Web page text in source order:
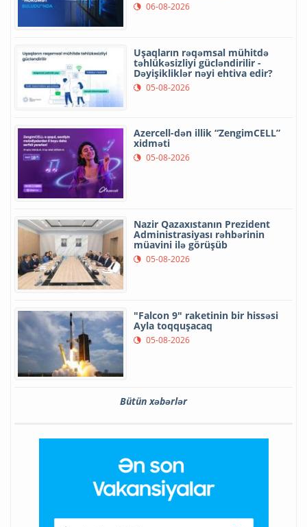
06-08-2026
Uşaqların rəqəmsal mühitdə
təhlükəsizliyi gücləndirilir -
Dəyişikliklər nəyi ehtiva edir?
05-08-2026
Azercell-dən illik “ZengimCELL”
xidməti
05-08-2026
Nazir Qazaxıstanın Prezident
Administrasiyası rəhbərinin
müavini ilə görüşüb
05-08-2026
"Falcon 9" raketinin bir hissəsi
Ayla toqquşacaq
05-08-2026
Bütün xəbərlər